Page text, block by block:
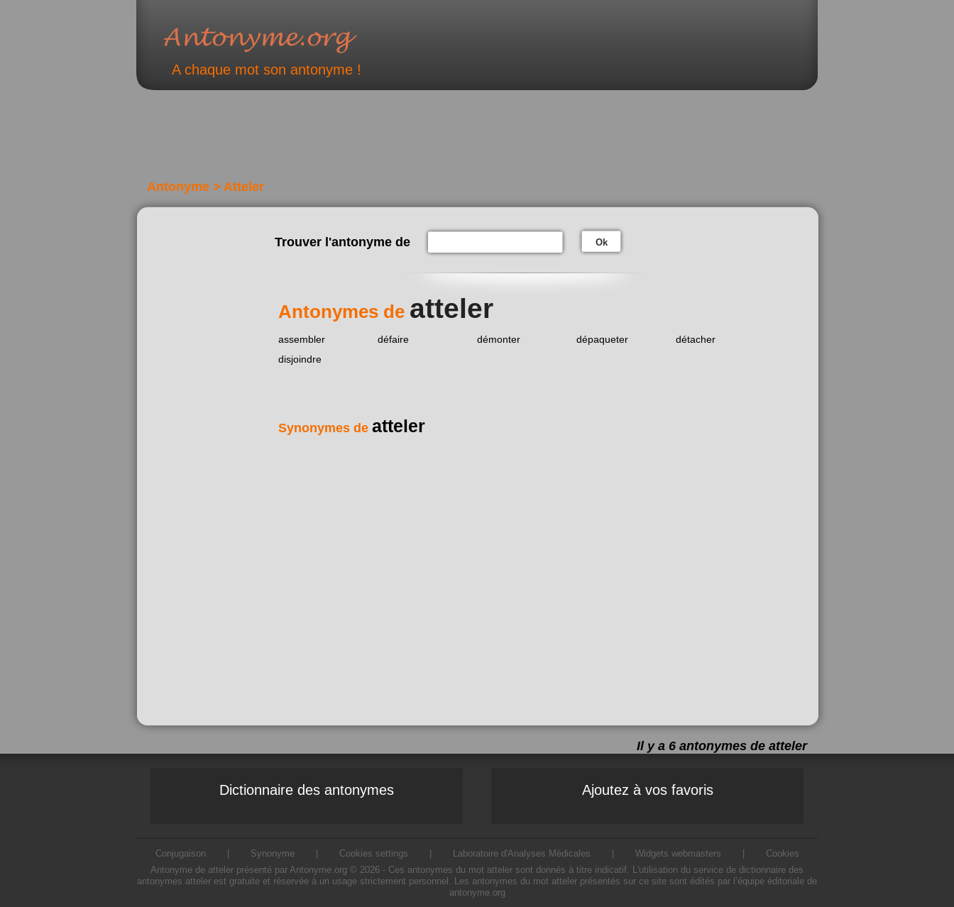
A chaque mot son antonyme !
Antonyme > Atteler
Trouver l'antonyme de Ok
Antonymes de atteler
assembler défaire démonter dépaqueter
détacher
disjoindre
Synonymes de atteler
Il y a 6 antonymes de atteler
Dictionnaire des antonymes Ajoutez à vos favoris
Conjugaison Synonyme Cookies settings Laboratoire d'Analyses Médicales Widgets webmasters
Cookies
Antonyme de atteler présenté par Antonyme.org © 2026 - Ces antonymes du mot atteler sont donnés à titre indicatif. L'utilisation du service de dictionnaire des
antonymes atteler est gratuite et réservée à un usage strictement personnel. Les antonymes du mot atteler présentés sur ce site sont édités par l’équipe éditoriale de
antonyme.org